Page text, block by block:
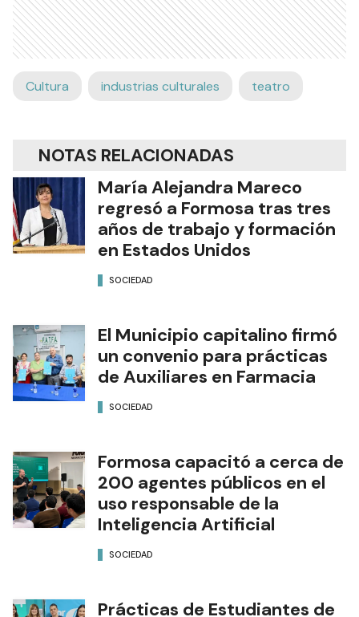
Cultura industrias culturales teatro
NOTAS RELACIONADAS
María Alejandra Mareco
regresó a Formosa tras tres
años de trabajo y formación
en Estados Unidos
SOCIEDAD
El Municipio capitalino firmó
un convenio para prácticas
de Auxiliares en Farmacia
SOCIEDAD
Formosa capacitó a cerca de
200 agentes públicos en el
uso responsable de la
Inteligencia Artificial
SOCIEDAD
Prácticas de Estudiantes de